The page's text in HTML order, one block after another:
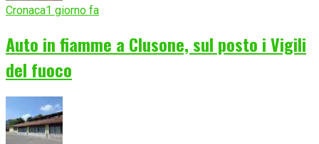
Cronaca1 giorno fa
Auto in fiamme a Clusone, sul posto i Vigili
del fuoco